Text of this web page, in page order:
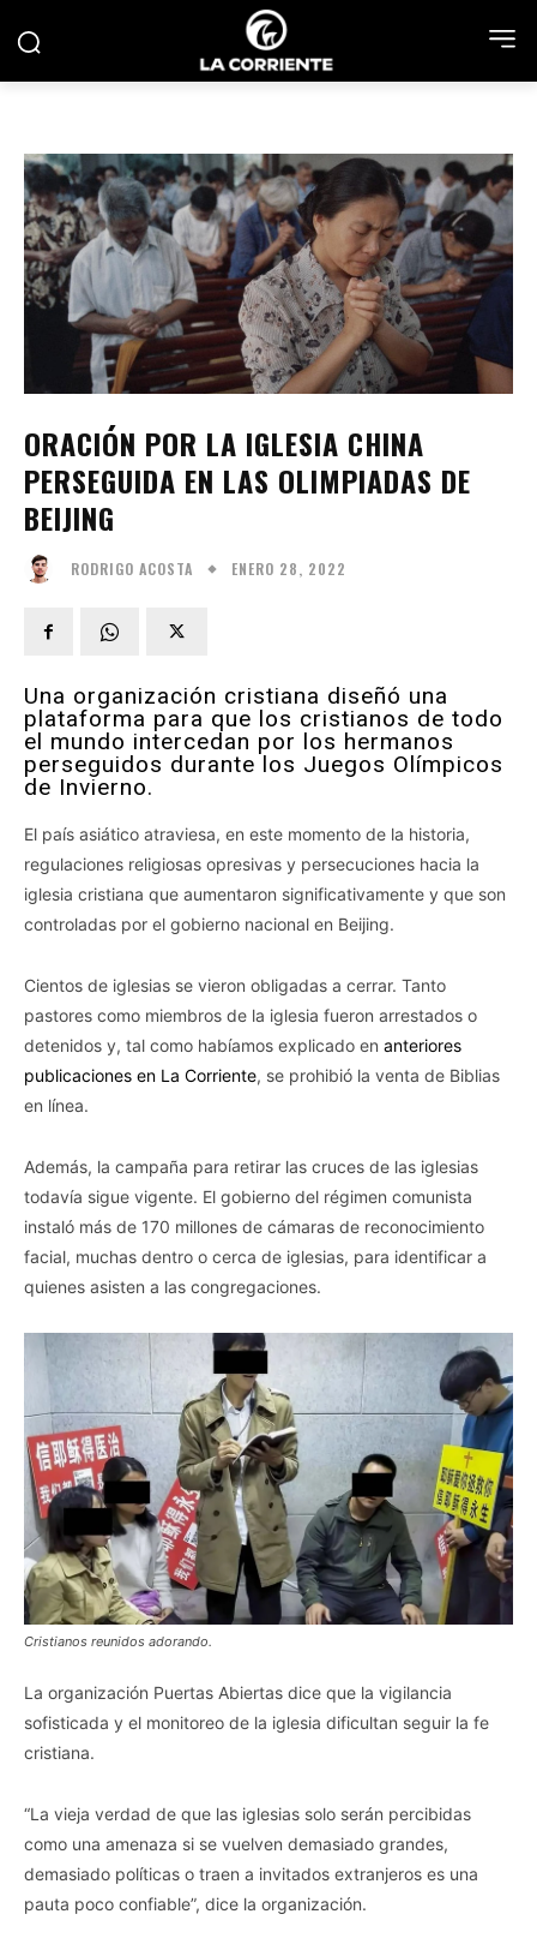
ORACIÓN POR LA IGLESIA CHINA
PERSEGUIDA EN LAS OLIMPIADAS DE
BEIJING
RODRIGO ACOSTA ENERO 28, 2022
Una organización cristiana diseñó una
plataforma para que los cristianos de todo
el mundo intercedan por los hermanos
perseguidos durante los Juegos Olímpicos
de Invierno.
El país asiático atraviesa, en este momento de la historia,
regulaciones religiosas opresivas y persecuciones hacia la
iglesia cristiana que aumentaron significativamente y que son
controladas por el gobierno nacional en Beijing.
Cientos de iglesias se vieron obligadas a cerrar. Tanto
pastores como miembros de la iglesia fueron arrestados o
detenidos y, tal como habíamos explicado en anteriores
publicaciones en La Corriente, se prohibió la venta de Biblias
en línea.
Además, la campaña para retirar las cruces de las iglesias
todavía sigue vigente. El gobierno del régimen comunista
instaló más de 170 millones de cámaras de reconocimiento
facial, muchas dentro o cerca de iglesias, para identificar a
quienes asisten a las congregaciones.
Cristianos reunidos adorando.
La organización Puertas Abiertas dice que la vigilancia
sofisticada y el monitoreo de la iglesia dificultan seguir la fe
cristiana.
“La vieja verdad de que las iglesias solo serán percibidas
como una amenaza si se vuelven demasiado grandes,
demasiado políticas o traen a invitados extranjeros es una
pauta poco confiable”, dice la organización.